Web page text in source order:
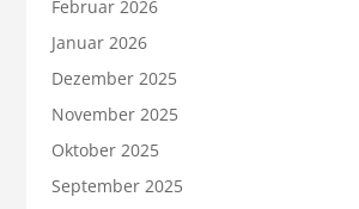
Februar 2026
Januar 2026
Dezember 2025
November 2025
Oktober 2025
September 2025